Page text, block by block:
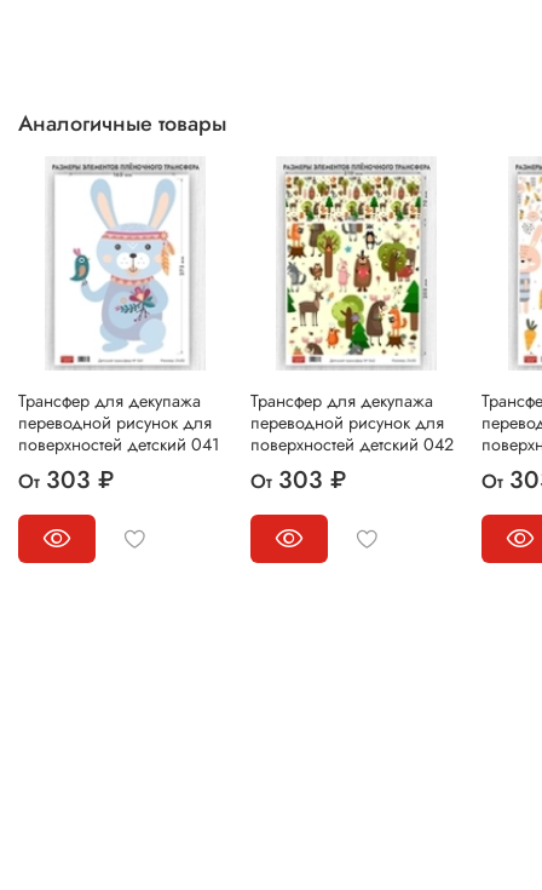
Аналогичные товары
Трансфер для декупажа
переводной рисунок для
поверхностей детский 041
От 303 ₽
Трансфер для декупажа
переводной рисунок для
поверхностей детский 042
От 303 ₽ От